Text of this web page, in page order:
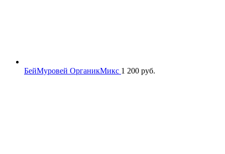
БейМуровей ОрганикМикс 1 200 руб.